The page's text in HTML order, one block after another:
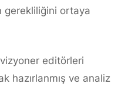
gerekliliğini ortaya
editörleri
hazırlanmış ve analiz